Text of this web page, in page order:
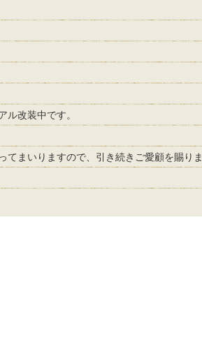
ル改装中です。
てまいりますので、引き続きご愛顧を賜りま